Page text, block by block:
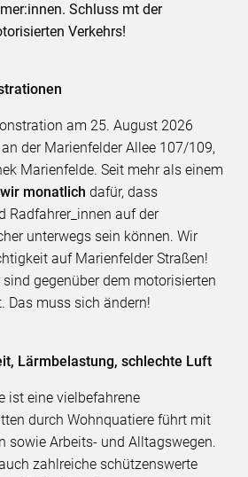
Schluss mt der
Verkehrs!
am 25. August 2026
der Marienfelder Allee 107/109,
Marienfelde. Seit mehr als einem
monatlich dafür, dass
Radfahrer_innen auf der
unterwegs sein können. Wir
auf Marienfelder Straßen!
sind gegenüber dem motorisierten
Das muss sich ändern!
Lärmbelastung, schlechte Luft
ist eine vielbefahrene
durch Wohnquatiere führt mit
sowie Arbeits- und Alltagswegen.
zahlreiche schützenswerte